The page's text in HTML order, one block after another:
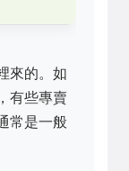
來的。如
有些專賣
常是一般